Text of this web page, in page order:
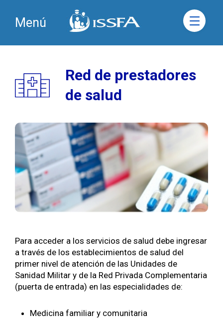
Menú
Red de prestadores
de salud
Para acceder a los servicios de salud debe ingresar
a través de los establecimientos de salud del
primer nivel de atención de las Unidades de
Sanidad Militar y de la Red Privada Complementaria
(puerta de entrada) en las especialidades de:
Medicina familiar y comunitaria